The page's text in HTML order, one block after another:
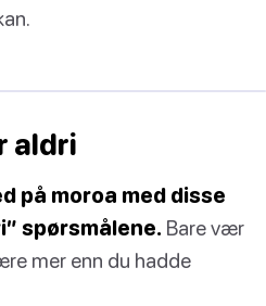
aldri
på moroa med disse
spørsmålene. Bare vær
mer enn du hadde